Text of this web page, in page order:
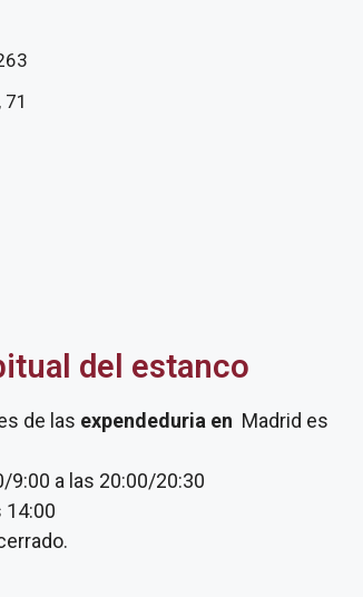
71
del estanco
de las expendeduria en Madrid es
9:00 a las 20:00/20:30
14:00